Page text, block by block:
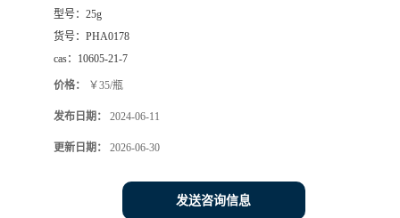
型号： 25g
货号： PHA0178
cas： 10605-21-7
价格： ￥35/瓶
发布日期： 2024-06-11
更新日期： 2026-06-30
发送咨询信息